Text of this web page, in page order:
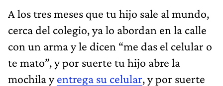
A los tres meses que tu hijo sale al mundo,
cerca del colegio, ya lo abordan en la calle
con un arma y le dicen “me das el celular o
te mato”, y por suerte tu hijo abre la
mochila yentrega su celular, y por suerte